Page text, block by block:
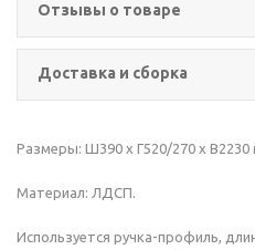
Отзывы о товаре
Доставка и сборка
Размеры: Ш390 х Г520/270 х В2230
Материал: ЛДСП.
Используется ручка-профиль,